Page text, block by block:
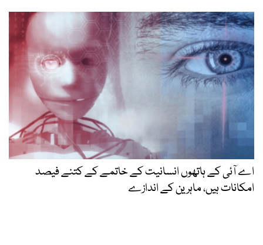
اے آئی کے ہاتھوں انسانیت کے خاتمے کے کتنے فیصد
امکانات ہیں، ماہرین کے اندازے